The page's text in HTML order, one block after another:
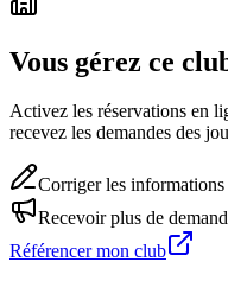
Vous gérez ce
Activez les réservations en
recevez les demandes des
Corriger les
Recevoir plus de
Référencer mon club